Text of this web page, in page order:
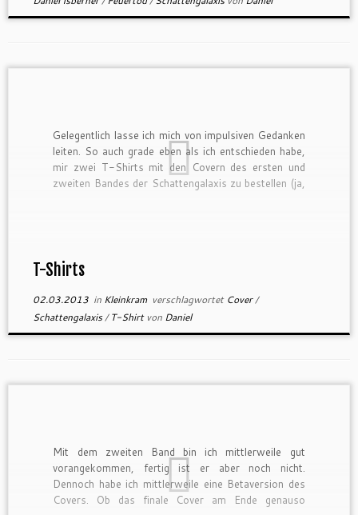
Gelegentlich lasse ich mich von impulsiven Gedanken
leiten. So auch grade eben als ich entschieden habe,
mir zwei T-Shirts mit den Covern des ersten und
zweiten Bandes der Schattengalaxis zu bestellen (ja,
T-Shirts
02.03.2013in Kleinkram verschlagwortet Cover/
Schattengalaxis/T-Shirt von Daniel
Mit dem zweiten Band bin ich mittlerweile gut
vorangekommen, fertig ist er aber noch nicht.
Dennoch habe ich mittlerweile eine Betaversion des
Covers. Ob das finale Cover am Ende genauso